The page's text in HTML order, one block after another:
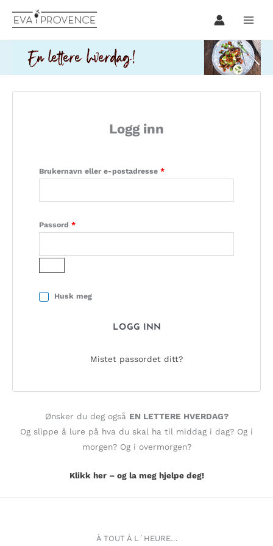
rett
innholdet
Logg inn
Brukernavn eller e-postadresse *Påkrevd
Passord *Påkrevd
Husk meg
LOGG INN
Mistet passordet ditt?
Ønsker du deg også EN LETTERE HVERDAG?
Og slippe å lure på hva du skal ha til middag i dag? Og i
morgen? Og i overmorgen?
Klikk her – og la meg hjelpe deg!
À TOUT À L´HEURE…